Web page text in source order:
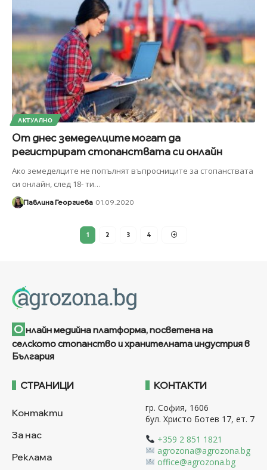
АКТУАЛНО
От днес земеделците могат да
регистрират стопанствата си онлайн
Ако земеделците не попълнят въпросниците за стопанствата
си онлайн, след 18- ти…
Павлина Георгиева 01.09.2020
1 2 3 4
О нлайн медийна платформа, посветена на
селското стопанство и хранителната индустрия в
България
СТРАНИЦИ
Контакти
За нас
Реклама
КОНТАКТИ
гр. София, 1606
бул. Христо Ботев 17, ет. 7
+359 2 851 1821
agrozona@agrozona.bg
office@agrozona.bg